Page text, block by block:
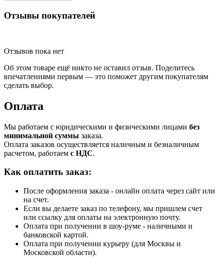
Отзывы покупателей
Отзывов пока нет
Об этом товаре ещё никто не оставил отзыв. Поделитесь
впечатлениями первым — это поможет другим покупателям
сделать выбор.
Оплата
Мы работаем с юридическими и физическими лицами без
минимальной суммы заказа.
Оплата заказов осуществляется наличным и безналичным
расчетом, работаем с НДС.
Как оплатить заказ:
После оформления заказа - онлайн оплата через сайт или
на счет.
Если вы делаете заказ по телефону, мы пришлем счет
или ссылку для оплаты на электронную почту.
Оплата при получении в шоу-руме - наличными и
банковской картой.
Оплата при получении курьеру (для Москвы и
Московской области).